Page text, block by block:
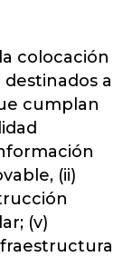
colocación
a
cumplan
(ii)
(v)